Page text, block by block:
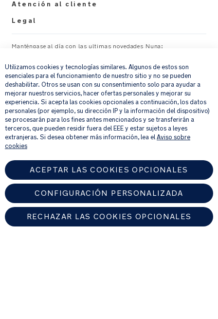
Atención al cliente
Legal
Manténgase al día con las ultimas novedades Nuna:
Su correo electrónico REGISTRAR
Al proporcionar tu dirección de correo electrónico, aceptas recibir por
correo electrónico nuestro boletín de noticias e información sobre
productos y ofertas que creamos que puedan ser de tu interés.
Si quieres más información sobre cómo procesamos tus datos personales,
consulta nuestro
aviso de privacidad
Utilizamos cookies y tecnologías similares. Algunos de estos son
esenciales para el funcionamiento de nuestro sitio y no se pueden
deshabilitar. Otros se usan con su consentimiento solo para ayudar a
mejorar nuestros servicios, hacer ofertas personales y mejorar su
experiencia. Si acepta las cookies opcionales a continuación, los datos
personales (por ejemplo, su dirección IP y la información del dispositivo)
se procesarán para los fines antes mencionados y se transferirán a
terceros, que pueden residir fuera del EEE y estar sujetos a leyes
extranjeras. Si desea obtener más información, lea elAviso sobre
cookies
ACEPTAR LAS COOKIES OPCIONALES
CONFIGURACIÓN PERSONALIZADA
RECHAZAR LAS COOKIES OPCIONALES